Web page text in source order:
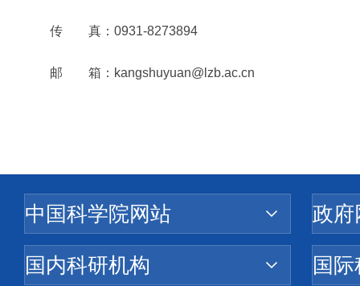
传 真： 0931-8273894
邮 箱 ：kangshuyuan@lzb.ac.cn